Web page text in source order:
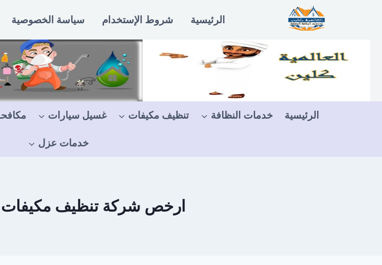
الرئيسية شروط الإستخدام سياسة الخصوصية
الرئيسية خدمات النظافة تنظيف مكيفات غسيل سيارات
خدمات عزل
ارخص شركة تنظيف